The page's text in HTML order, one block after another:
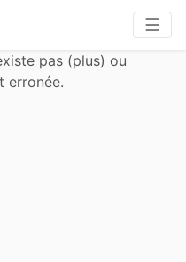
☰
pas (plus) ou
erronée.